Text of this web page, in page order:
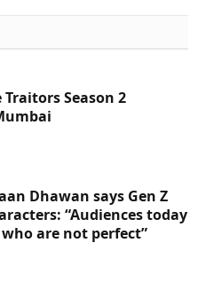
Season 2
Dhawan says Gen Z
“Audiences today
are not perfect”